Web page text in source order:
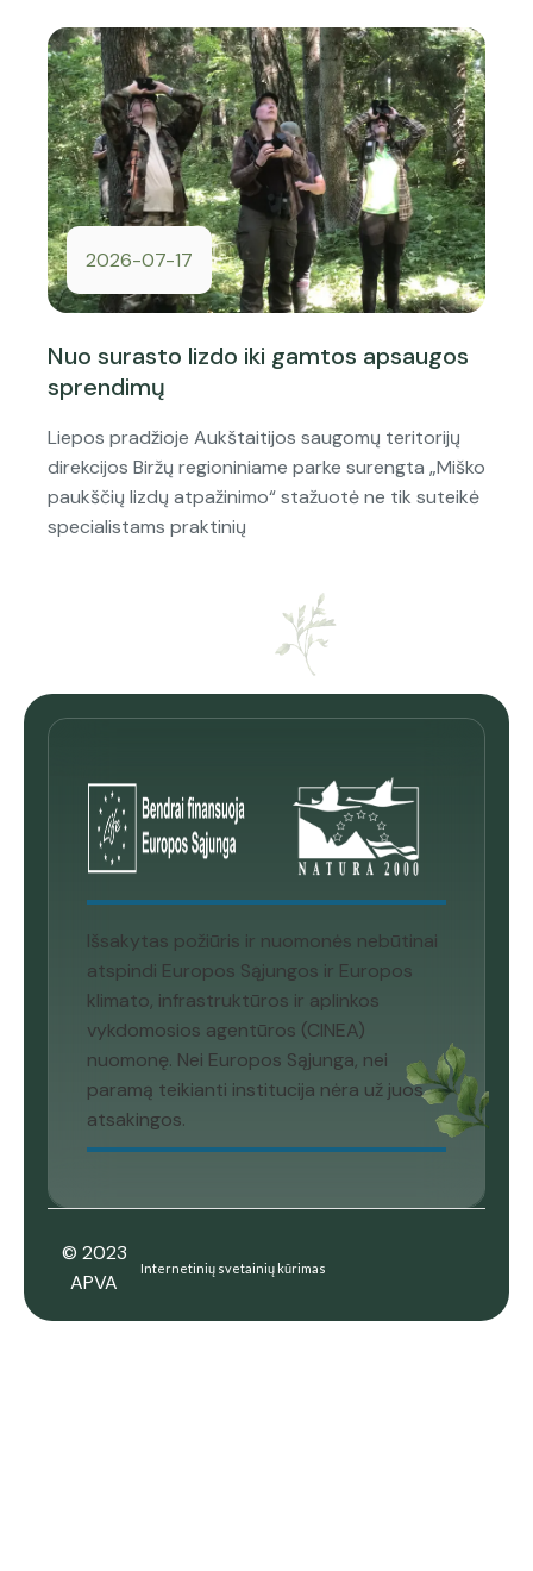
2026-07-17
Nuo surasto lizdo iki gamtos apsaugos
sprendimų
Liepos pradžioje Aukštaitijos saugomų teritorijų
direkcijos Biržų regioniniame parke surengta „Miško
paukščių lizdų atpažinimo“ stažuotė ne tik suteikė
specialistams praktinių
Išsakytas požiūris ir nuomonės nebūtinai
atspindi Europos Sąjungos ir Europos
klimato, infrastruktūros ir aplinkos
vykdomosios agentūros (CINEA)
nuomonę. Nei Europos Sąjunga, nei
paramą teikianti institucija nėra už juos
atsakingos.
© 2023
APVA
Internetinių svetainių kūrimas